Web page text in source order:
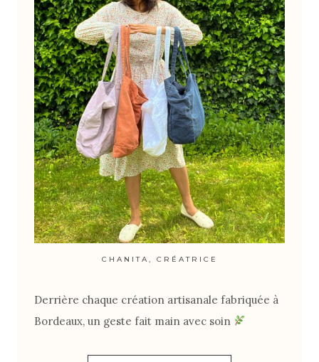
CHANITA, CRÉATRICE
Derrière chaque création artisanale fabriquée à
Bordeaux, un geste fait main avec soin